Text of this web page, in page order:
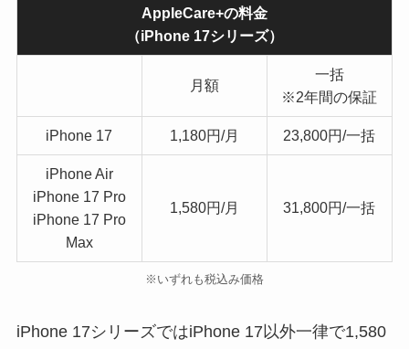
AppleCare+の料金
（iPhone 17シリーズ）
月額
一括
※2年間の保証
iPhone 17 1,180円/月 23,800円/一括
iPhone Air
iPhone 17 Pro
iPhone 17 Pro
Max
1,580円/月 31,800円/一括
※いずれも税込み価格
iPhone 17シリーズではiPhone 17以外一律で1,580